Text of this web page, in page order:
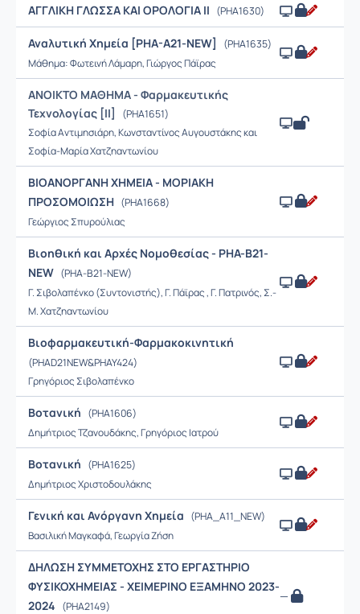
ΑΓΓΛΙΚΗ ΓΛΩΣΣΑ ΚΑΙ ΟΡΟΛΟΓΙΑ ΙΙ (PHA1630)
Αναλυτική Χημεία [PHA-A21-NEW]
(PHA1635)
Μάθημα: Φωτεινή Λάμαρη, Γιώργος Πάϊρας
ΑΝΟΙΚΤΟ ΜΑΘΗΜΑ - Φαρμακευτικής
Τεχνολογίας [ΙΙ]
(PHA1651)
Σοφία Αντιμησιάρη, Κωνσταντίνος Αυγουστάκης και
Σοφία-Μαρία Χατζηαντωνίου
ΒΙΟΑΝΟΡΓΑΝΗ ΧΗΜΕΙΑ - ΜΟΡΙΑΚΗ
ΠΡΟΣΟΜΟΙΩΣΗ (PHA1668)
Γεώργιος Σπυρούλιας
Βιοηθική και Αρχές Νομοθεσίας - PHA-Β21-
NEW (PHA-Β21-NEW)
Γ. Σιβολαπένκο (Συντονιστής), Γ. Πάϊρας , Γ. Πατρινός, Σ.-
Μ. Χατζηαντωνίου
Βιοφαρμακευτική-Φαρμακοκινητική
(PHAD21NEW&PHAY424)
Γρηγόριος Σιβολαπένκο
Βοτανική (PHA1606)
Δημήτριος Τζανουδάκης, Γρηγόριος Ιατρού
Βοτανική (PHA1625)
Δημήτριος Χριστοδουλάκης
Γενική και Ανόργανη Χημεία (PHA_A11_NEW)
Βασιλική Μαγκαφά, Γεωργία Ζήση
ΔΗΛΩΣΗ ΣΥΜΜΕΤΟΧΗΣ ΣΤΟ ΕΡΓΑΣΤΗΡΙΟ
ΦΥΣΙΚΟΧΗΜΕΙΑΣ - ΧΕΙΜΕΡΙΝΟ ΕΞΑΜΗΝΟ 2023-
2024 (PHA2149)
—